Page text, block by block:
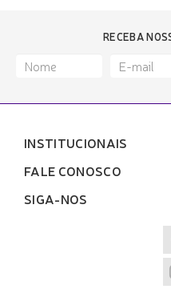
RECEBA
INSTITUCIONAIS
FALE CONOSCO
SIGA-NOS